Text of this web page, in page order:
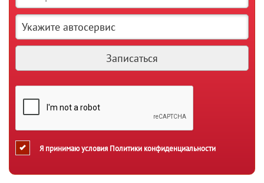
Я принимаю условия Политики конфиденциальности